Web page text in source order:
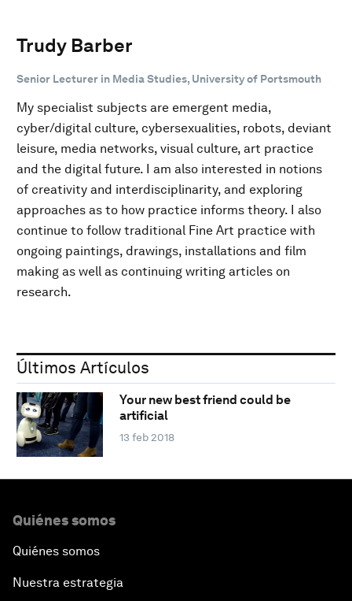
Trudy Barber
Senior Lecturer in Media Studies, University of Portsmouth
My specialist subjects are emergent media,
cyber/digital culture, cybersexualities, robots, deviant
leisure, media networks, visual culture, art practice
and the digital future. I am also interested in notions
of creativity and interdisciplinarity, and exploring
approaches as to how practice informs theory. I also
continue to follow traditional Fine Art practice with
ongoing paintings, drawings, installations and film
making as well as continuing writing articles on
research.
Últimos Artículos
Your new best friend could be
artificial
13 feb 2018
Quiénes somos
Quiénes somos
Nuestra estrategia